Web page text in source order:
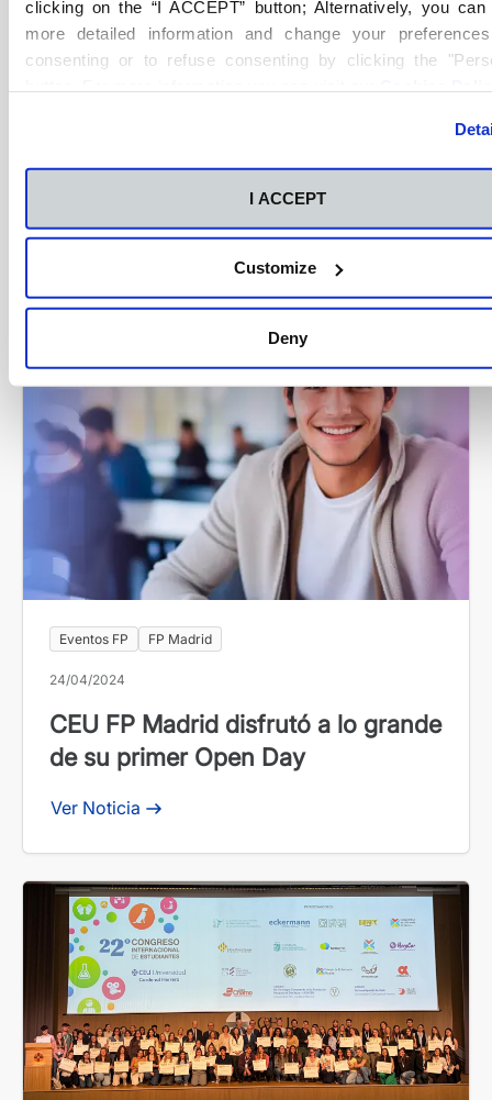
clicking on the “I ACCEPT” button; Alternatively, you
more detailed information and change your
consenting or to refuse consenting by clicking the
I ACCEPT
Customize
Deny
Comparte este artículo
Copy
Artículos Relacionados
Eventos FP FP Madrid
24/04/2024
CEU FP Madrid disfrutó a lo grande
de su primer Open Day
Ver Noticia